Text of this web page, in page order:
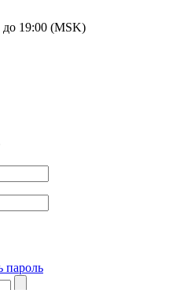
до 19:00 (MSK)
пароль